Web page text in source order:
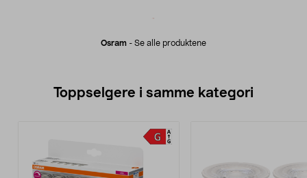
Osram - Se alle produktene
Toppselgere i samme kategori